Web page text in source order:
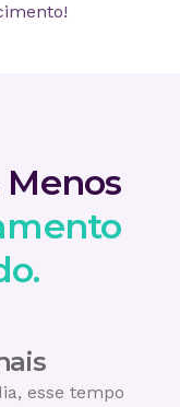
Menos
esse tempo